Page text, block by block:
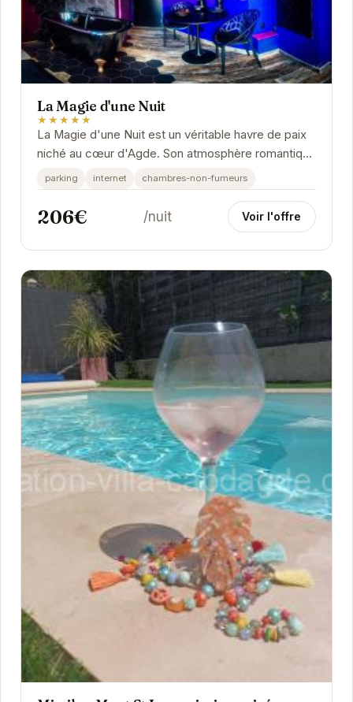
La Magie d'une Nuit
★★★★★
La Magie d'une Nuit est un véritable havre de paix
niché au cœur d'Agde. Son atmosphère romantique
et son décor élégant créent un cadre...
parking internet chambres-non-fumeurs
206€ /nuit Voir l'offre